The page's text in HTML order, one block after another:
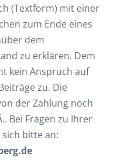
(Textform) mit einer
zum Ende eines
dem
zu erklären. Dem
kein Anspruch auf
zu. Die
der Zahlung noch
Bei Fragen zu Ihrer
bitte an: